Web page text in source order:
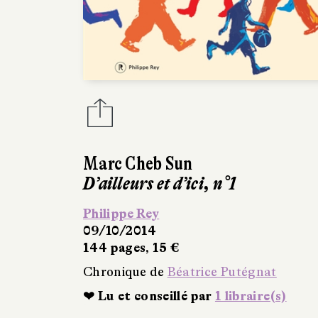
Marc Cheb Sun
D’ailleurs et d’ici, n°1
Philippe Rey
09/10/2014
144 pages, 15 €
Chronique de Béatrice Putégnat
❤ Lu et conseillé par 1 libraire(s)